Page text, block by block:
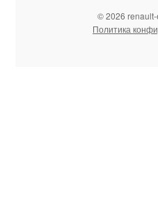
© 2026
Политика